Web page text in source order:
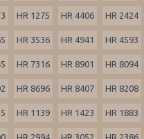
HR 1275 HR 4406 HR 2424
HR 3536 HR 4941 HR 4593
HR 7316 HR 8901 HR 8094
HR 8696 HR 8407 HR 8208
HR 1139 HR 1423 HR 1883
HR 2994 HR 3052 HR 2386